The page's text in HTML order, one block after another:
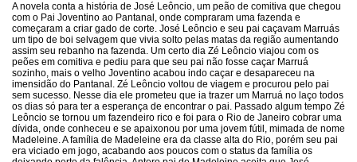
A novela conta a história de José Leôncio, um peão de comitiva que chegou
com o Pai Joventino ao Pantanal, onde compraram uma fazenda e
começaram a criar gado de corte. José Leôncio e seu pai caçavam Marruás
um tipo de boi selvagem que vivia solto pelas matas da região aumentando
assim seu rebanho na fazenda. Um certo dia Zé Leôncio viajou com os
peões em comitiva e pediu para que seu pai não fosse caçar Marruá
sozinho, mais o velho Joventino acabou indo caçar e desapareceu na
imensidão do Pantanal. Zé Leôncio voltou de viagem e procurou pelo pai
sem sucesso. Nesse dia ele prometeu que ia trazer um Marruá no laço todos
os dias só para ter a esperança de encontrar o pai. Passado algum tempo Zé
Leôncio se tornou um fazendeiro rico e foi para o Rio de Janeiro cobrar uma
dívida, onde conheceu e se apaixonou por uma jovem fútil, mimada de nome
Madeleine. A família de Madeleine era da classe alta do Rio, porém seu pai
era viciado em jogo, acabando aos poucos com o status da família os